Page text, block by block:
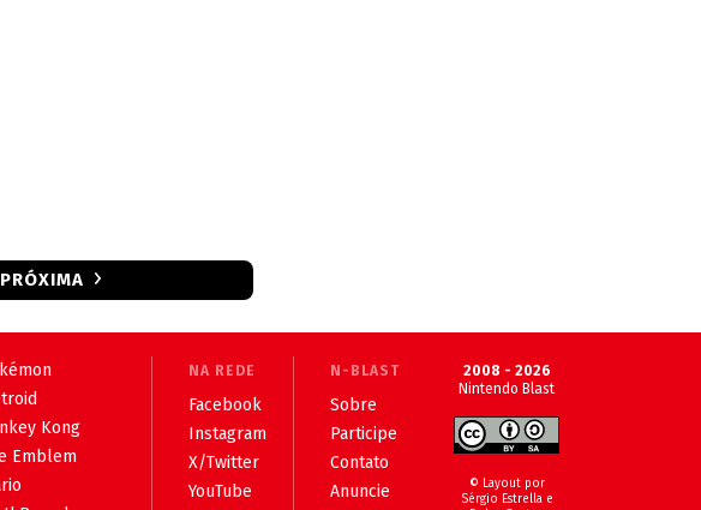
PRÓXIMA
Kong
Emblem
NA REDE
Facebook
Instagram
X/Twitter
YouTube
N-BLAST
Sobre
Participe
Contato
Anuncie
2008 - 2026
Nintendo Blast
© Layout por
Sérgio Estrella e